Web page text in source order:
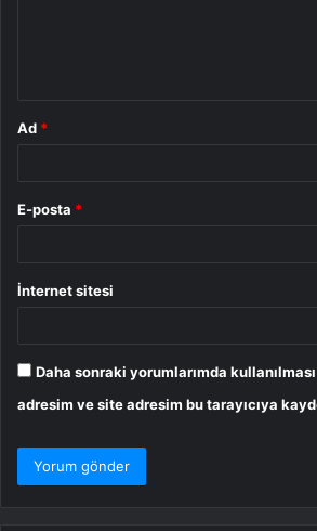
Ad *
E-posta *
İnternet sitesi
Daha sonraki yorumlarımda
adresim ve site adresim bu tarayıcıya